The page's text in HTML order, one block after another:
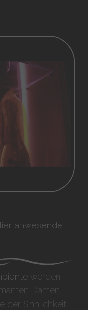
anwesende
werden
Damen
der Sinnlichkeit.